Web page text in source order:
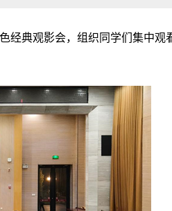
经典观影会，组织同学们集中观